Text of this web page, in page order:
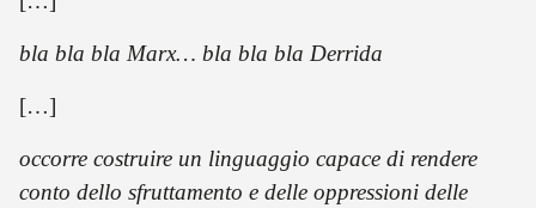
bla bla bla Marx… bla bla bla Derrida
[…]
occorre costruire un linguaggio capace di rendere
conto dello sfruttamento e delle oppressioni delle